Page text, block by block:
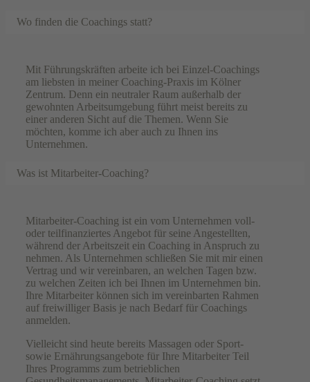
Wo finden die Coachings statt?
Mit Führungskräften arbeite ich bei Einzel-Coachings
am liebsten in meiner Coaching-Praxis im Kölner
Zentrum. Denn ein neutraler Raum außerhalb der
gewohnten Arbeitsumgebung führt meist bereits zu
einer anderen Sicht auf die Themen. Wenn Sie
möchten, komme ich aber auch zu Ihnen ins
Unternehmen.
Was ist Mitarbeiter-Coaching?
Mitarbeiter-Coaching ist ein vom Unternehmen voll-
oder teilfinanziertes Angebot für seine Angestellten,
während der Arbeitszeit ein Coaching in Anspruch zu
nehmen. Als Unternehmen schließen Sie mit mir einen
Vertrag und wir vereinbaren, an welchen Tagen bzw.
zu welchen Zeiten ich bei Ihnen im Unternehmen bin.
Ihre Mitarbeiter können sich im vereinbarten Rahmen
auf freiwilliger Basis je nach Bedarf für Coachings
anmelden.
Vielleicht sind heute bereits Massagen oder Sport-
sowie Ernährungsangebote für Ihre Mitarbeiter Teil
Ihres Programms zum betrieblichen